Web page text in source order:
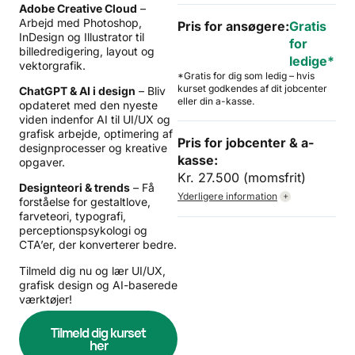
Adobe Creative Cloud –
Arbejd med Photoshop,
InDesign og Illustrator til
billedredigering, layout og
vektorgrafik.
ChatGPT & AI i design – Bliv
opdateret med den nyeste
viden indenfor AI til UI/UX og
grafisk arbejde, optimering af
designprocesser og kreative
opgaver.
Designteori & trends – Få
forståelse for gestaltlove,
farveteori, typografi,
perceptionspsykologi og
CTA’er, der konverterer bedre.
Tilmeld dig nu og lær UI/UX,
grafisk design og AI-baserede
værktøjer!
Tilmeld dig kurset
her
Pris for ansøgere:Gratis
for
ledige*
*Gratis for dig som ledig – hvis
kurset godkendes af dit jobcenter
eller din a-kasse.
Pris for jobcenter & a-
kasse:
Kr. 27.500 (momsfrit)
Yderligere information +